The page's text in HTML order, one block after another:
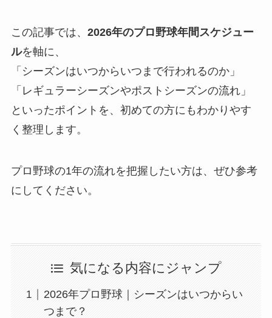
この記事では、 2026年のプロ野球年間スケジュー
ルを軸に、
「シーズンはいつからいつまで行われるのか」
「レギュラーシーズンやポストシーズンの流れ」
といったポイントを、初めての方にもわかりやす
く整理します。
プロ野球の1年の流れを把握したい方は、ぜひ参考
にしてください。
気になる内容にジャンプ
2026年プロ野球｜シーズンはいつからい
つまで？